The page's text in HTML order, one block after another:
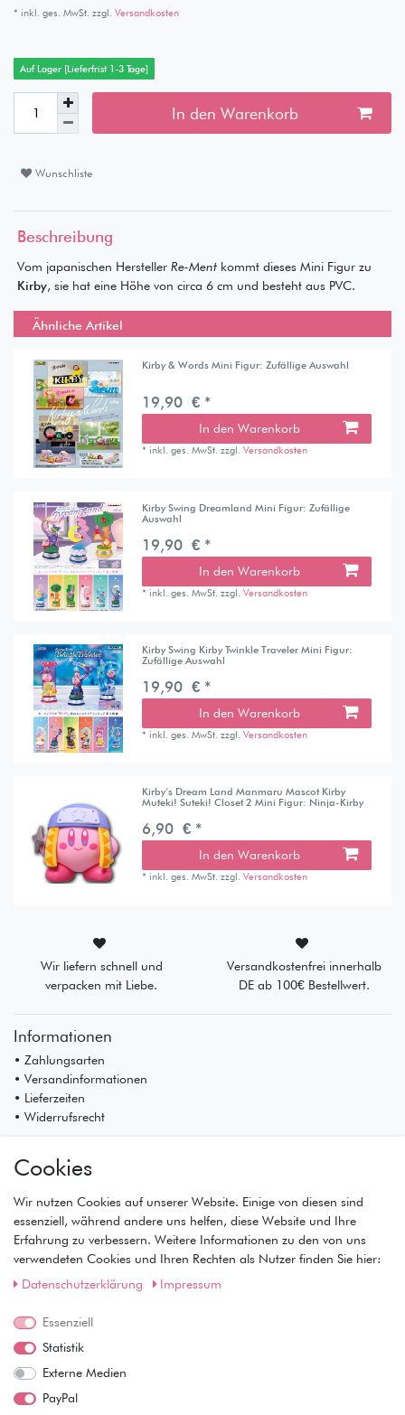
* inkl. ges. MwSt. zzgl. Versandkosten
Auf Lager [Lieferfrist 1-3 Tage]
In den Warenkorb
Wunschliste
Beschreibung
Vom japanischen Hersteller Re-Mentkommt dieses Mini Figur zu
Kirby, sie hat eine Höhe von circa 6 cm und besteht aus PVC.
Ähnliche Artikel
Kirby & Words Mini Figur: Zufällige Auswahl
19,90 € *
In den Warenkorb
* inkl. ges. MwSt. zzgl.Versandkosten
Kirby Swing Dreamland Mini Figur: Zufällige
Auswahl
19,90 € *
In den Warenkorb
* inkl. ges. MwSt. zzgl.Versandkosten
Kirby Swing Kirby Twinkle Traveler Mini Figur:
Zufällige Auswahl
19,90 € *
In den Warenkorb
* inkl. ges. MwSt. zzgl.Versandkosten
Kirby’s Dream Land Manmaru Mascot Kirby
Muteki! Suteki! Closet 2 Mini Figur: Ninja-Kirby
6,90 € *
In den Warenkorb
* inkl. ges. MwSt. zzgl.Versandkosten
Wir liefern schnell und
verpacken mit Liebe.
Versandkostenfrei innerhalb
DE ab 100€ Bestellwert.
Informationen
• Zahlungsarten
• Versandinformationen
• Lieferzeiten
• Widerrufsrecht
• Registrierung
• Warenkorb
• Kasse
• Wunschliste
Service
• Datenschutz
• AGB
• Impressum
Wie läuft der Versand ab?
Cookies
Wir nutzen Cookies auf unserer Website. Einige von diesen sind
essenziell, während andere uns helfen, diese Website und Ihre
Erfahrung zu verbessern. Weitere Informationen zu den von uns
verwendeten Cookies und Ihren Rechten als Nutzer finden Sie hier:
Daten­schutz­erklärung
Impressum
Essenziell
Statistik
Externe Medien
PayPal